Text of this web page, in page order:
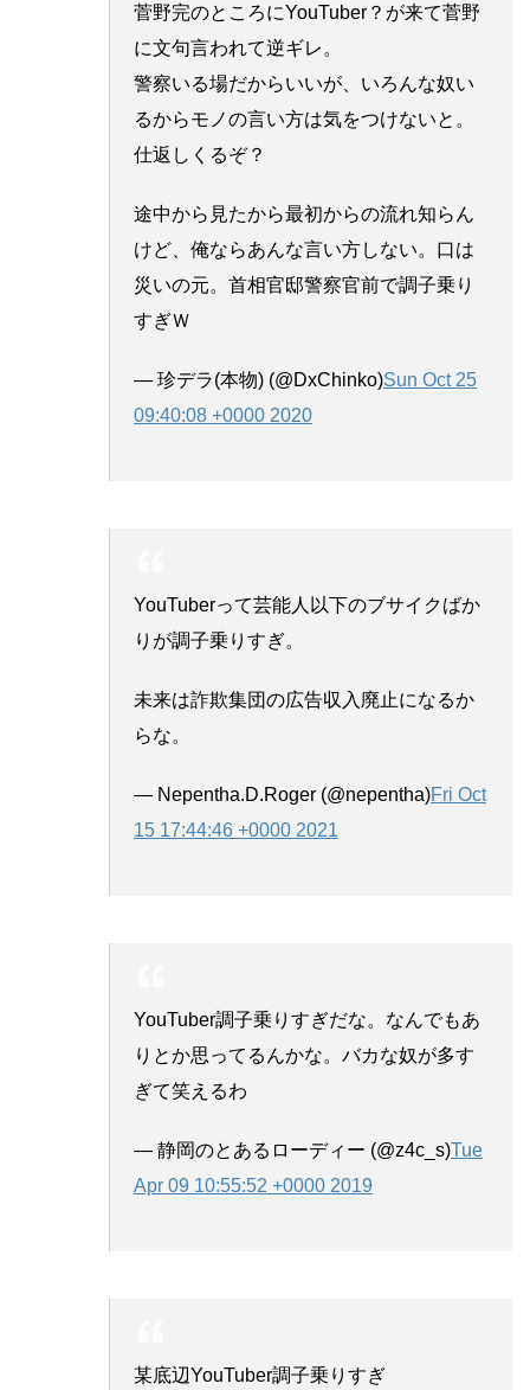
菅野完のところにYouTuber？が来て菅野
に文句言われて逆ギレ。
警察いる場だからいいが、いろんな奴い
るからモノの言い方は気をつけないと。
仕返しくるぞ？
途中から見たから最初からの流れ知らん
けど、俺ならあんな言い方しない。口は
災いの元。首相官邸警察官前で調子乗り
すぎＷ
— 珍デラ(本物) (@DxChinko)Sun Oct 25
09:40:08 +0000 2020
YouTuberって芸能人以下のブサイクばか
りが調子乗りすぎ。
未来は詐欺集団の広告収入廃止になるか
らな。
— Nepentha.D.Roger (@nepentha)Fri Oct
15 17:44:46 +0000 2021
YouTuber調子乗りすぎだな。なんでもあ
りとか思ってるんかな。バカな奴が多す
ぎて笑えるわ
— 静岡のとあるローディー (@z4c_s)Tue
Apr 09 10:55:52 +0000 2019
某底辺YouTuber調子乗りすぎ